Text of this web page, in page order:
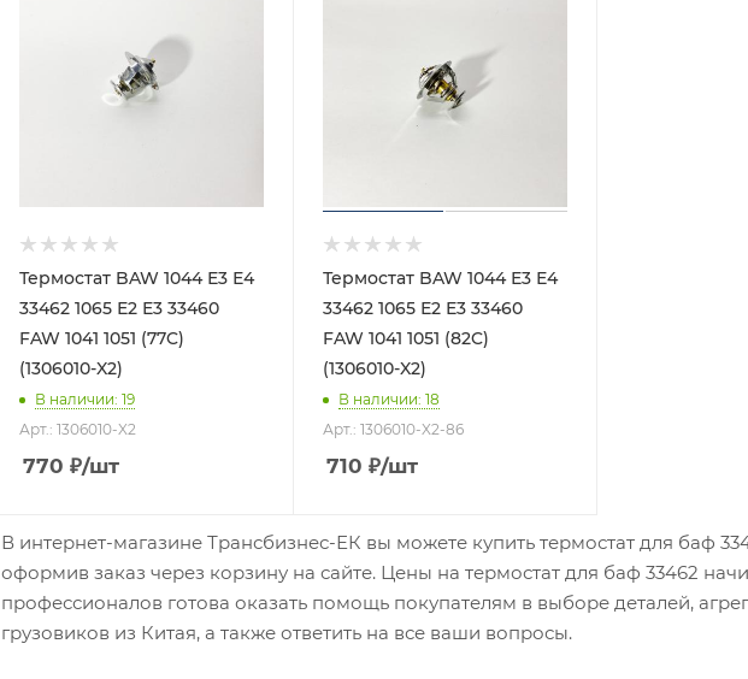
Термостат BAW 1044 Е3 Е4
33462 1065 Е2 Е3 33460
FAW 1041 1051 (77C)
(1306010-X2)
В наличии: 19
Арт.: 1306010-X2
770 ₽/шт
Термостат BAW 1044 Е3 Е4
33462 1065 Е2 Е3 33460
FAW 1041 1051 (82C)
(1306010-X2)
В наличии: 18
Арт.: 1306010-X2-86
710 ₽/шт
В интернет-магазине Трансбизнес-ЕК вы можете купить термостат для баф
оформив заказ через корзину на сайте. Цены на термостат для баф 33462
профессионалов готова оказать помощь покупателям в выборе деталей,
грузовиков из Китая, а также ответить на все ваши вопросы.